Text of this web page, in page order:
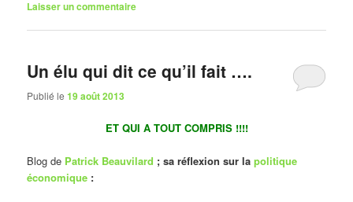
Laisser un commentaire
Un élu qui dit ce qu’il fait ….
Publié le19 août 2013
ET QUI A TOUT COMPRIS !!!!
Blog de Patrick Beauvilard ; sa réflexion sur lapolitique
économique :